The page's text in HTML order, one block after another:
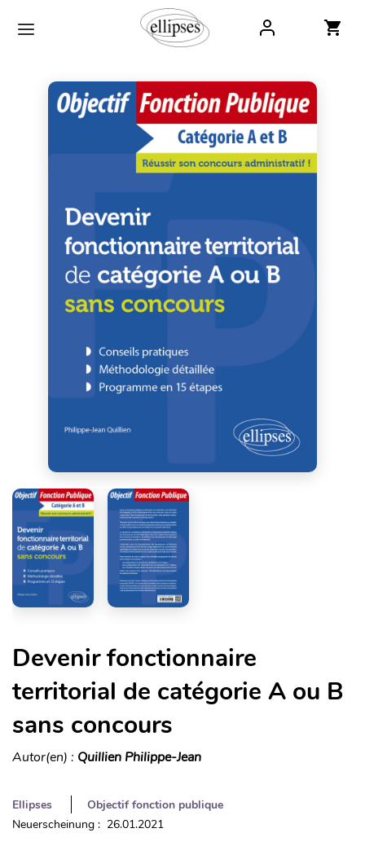
Devenir fonctionnaire
territorial de catégorie A ou B
sans concours
Autor(en) : Quillien Philippe-Jean
Ellipses
Objectif fonction publique
Neuerscheinung : 26.01.2021